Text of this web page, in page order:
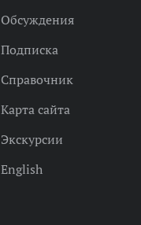
Обсуждения
Подписка
Справочник
Карта сайта
Экскурсии
English